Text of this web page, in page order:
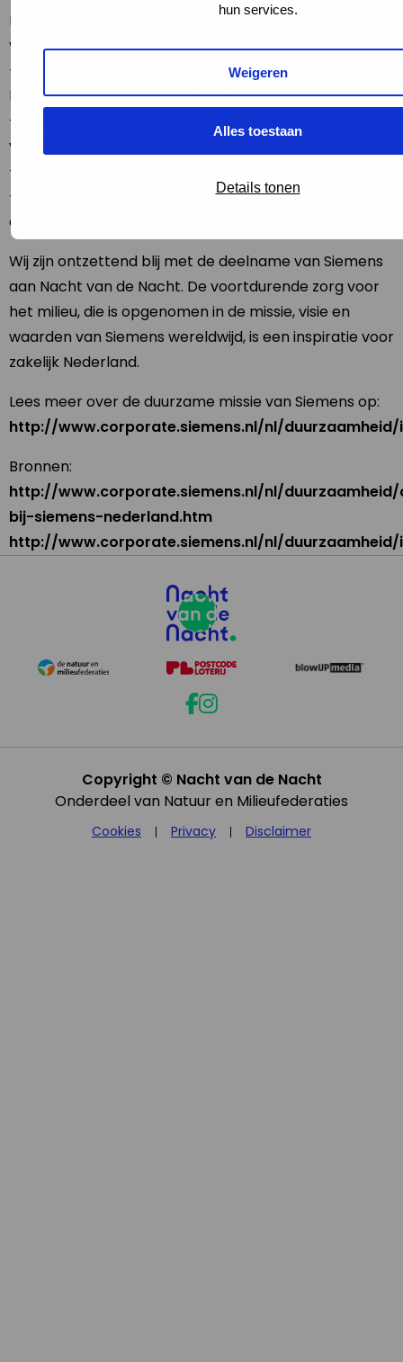
hun services.
Weigeren
Alles toestaan
Details tonen
Het Sustainability programma van Siemens Nederland
verloopt volgens de volgende hoofdlijnen:
– toepassen van het portfolio en de engineering
kennis in de Nederlandse economie.
– zuinig omgaan met grondstoffen en verminderen
van uitstoot van CO2 en NOx.
– aangaan van een dialoog met stakeholders.
– acties op het gebied van goed burgerschap in de
omgeving waarin wij werken.
Wij zijn ontzettend blij met de deelname van Siemens
aan Nacht van de Nacht. De voortdurende zorg voor
het milieu, die is opgenomen in de missie, visie en
waarden van Siemens wereldwijd, is een inspiratie voor
zakelijk Nederland.
Lees meer over de duurzame missie van Siemens op:
http://www.corporate.siemens.nl/nl/duurzaamheid/
Bronnen:
http://www.corporate.siemens.nl/nl/
bij-siemens-nederland.htm
http://www.corporate.siemens.nl/nl/duurzaamheid/
Copyright © Nacht van de Nacht
Onderdeel van Natuur en Milieufederaties
Cookies Privacy Disclaimer